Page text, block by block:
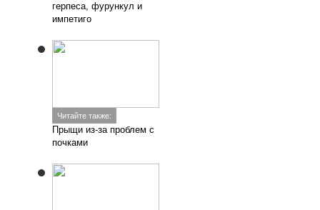
герпеса, фурункул и
импетиго
Читайте также:
Прыщи из-за проблем с
почками